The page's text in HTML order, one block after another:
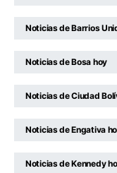
Noticias de Barrios
Noticias de Bosa hoy
Noticias de Ciudad
Noticias de Engativa
Noticias de Kennedy